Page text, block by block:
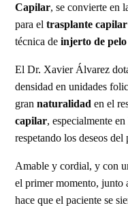
Capilar, se convierte en
para eltrasplante capilar
técnica deinjerto de pelo
El Dr. Xavier Álvarez
densidad en unidades
grannaturalidad en el
capilar, especialmente
respetando los deseos del
Amable y cordial, y con
el primer momento, junto
hace que el paciente se